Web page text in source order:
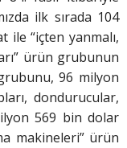
ilk sırada 104
ile “içten yanmalı,
ürün grubunun
96 milyon
dondurucular,
569 bin dolar
makineleri” ürün